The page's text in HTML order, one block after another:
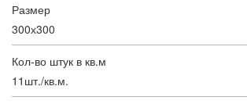
Размер
300х300
Кол-во штук в кв.м
11шт./кв.м.